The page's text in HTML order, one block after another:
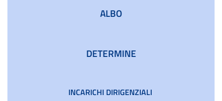
ALBO
DETERMINE
INCARICHI DIRIGENZIALI